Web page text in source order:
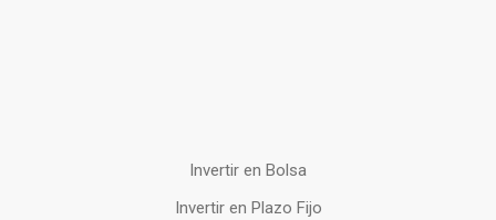
Invertir en Bolsa
Invertir en Plazo Fijo